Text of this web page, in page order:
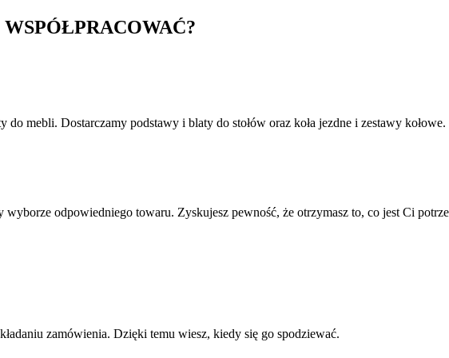
do mebli. Dostarczamy podstawy i blaty do stołów oraz koła jezdne i zestawy kołowe.
odpowiedniego towaru. Zyskujesz pewność, że otrzymasz to, co jest Ci
zamówienia. Dzięki temu wiesz, kiedy się go spodziewać.